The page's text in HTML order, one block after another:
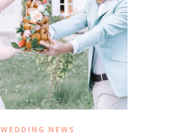
WEDDING NEWS